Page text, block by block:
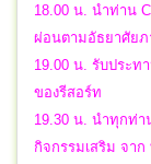
18.00 น. นำท่าน
ผ่อนตามอัธยาศัยภ
19.00 น. รับประท
ของรีสอร์ท
19.30 น. นำทุกท่า
กิจกรรมเสริม จาก